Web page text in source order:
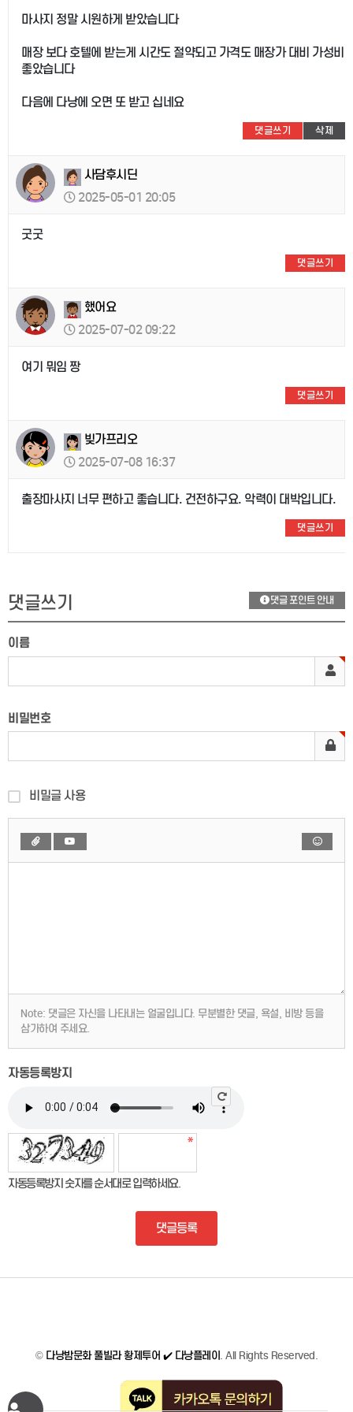
마사지 정말 시원하게 받았습니다
매장 보다 호텔에 받는게 시간도 절약되고 가격도 매장가 대비 가성비
좋았습니다
다음에 다낭에 오면 또 받고 십네요
댓글쓰기 삭제
사담후시딘
2025-05-01 20:05
굿굿
댓글쓰기
했어요
2025-07-02 09:22
여기 뭐임 짱
댓글쓰기
빚가프리오
2025-07-08 16:37
출장마사지 너무 편하고 좋습니다. 건전하구요. 악력이 대박입니다.
댓글쓰기
댓글쓰기 댓글 포인트 안내
이름
비밀번호
비밀글 사용
Note: 댓글은 자신을 나타내는 얼굴입니다. 무분별한 댓글, 욕설, 비방 등을
삼가하여 주세요.
자동등록방지
자동등록방지 숫자를 순서대로 입력하세요.
댓글등록
© 다낭밤문화 풀빌라 황제투어 ✔️ 다낭플레이 . All Rights Reserved.